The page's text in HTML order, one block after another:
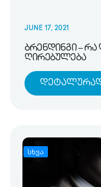
JUNE 17, 2021
ბრენდინგი –
ღირებულება
სხვა